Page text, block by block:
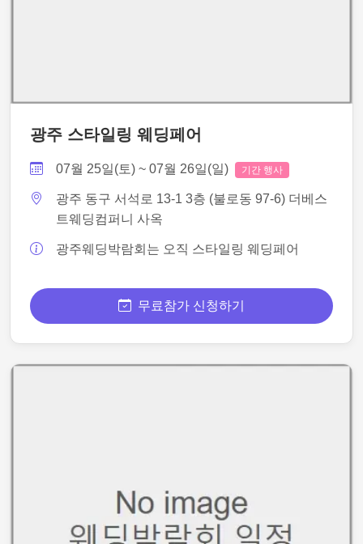
광주 스타일링 웨딩페어
07월 25일(토) ~ 07월 26일(일) 기간 행사
광주 동구 서석로 13-1 3층 (불로동 97-6) 더베스
트웨딩컴퍼니 사옥
광주웨딩박람회는 오직 스타일링 웨딩페어
무료참가 신청하기